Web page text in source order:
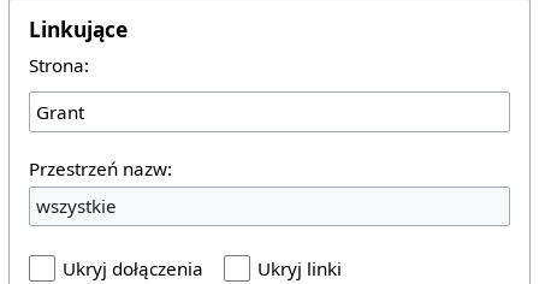
Linkujące
Strona:
Przestrzeń nazw:
wszystkie
Ukryj dołączenia
Ukryj linki